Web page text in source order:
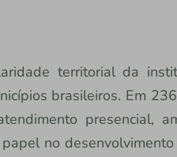
territorial da
brasileiros. Em
presencial,
no desenvolvimento